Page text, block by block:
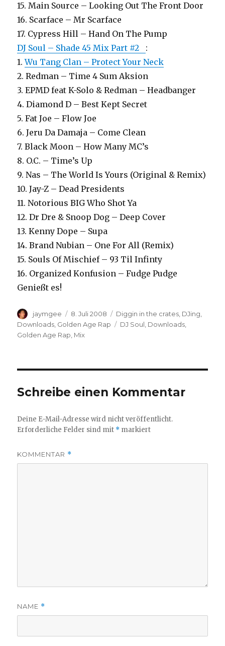
15. Main Source – Looking Out The Front Door
16. Scarface – Mr Scarface
17. Cypress Hill – Hand On The Pump
DJ Soul – Shade 45 Mix Part #2
:
1.Wu Tang Clan – Protect Your Neck
2. Redman – Time 4 Sum Aksion
3. EPMD feat K-Solo & Redman – Headbanger
4. Diamond D – Best Kept Secret
5. Fat Joe – Flow Joe
6. Jeru Da Damaja – Come Clean
7. Black Moon – How Many MC’s
8. O.C. – Time’s Up
9. Nas – The World Is Yours (Original & Remix)
10. Jay-Z – Dead Presidents
11. Notorious BIG Who Shot Ya
12. Dr Dre & Snoop Dog – Deep Cover
13. Kenny Dope – Supa
14. Brand Nubian – One For All (Remix)
15. Souls Of Mischief – 93 Til Infinty
16. Organized Konfusion – Fudge Pudge
Genießt es!
Autor
jaymgee
Veröffentlicht
am
8. Juli 2008 Kategorien
Diggin in the crates DJing
Downloads Golden Age Rap Schlagwörter
DJ Soul Downloads
Golden Age Rap Mix
Schreibe einen Kommentar
Deine E-Mail-Adresse wird nicht veröffentlicht.
Erforderliche Felder sind mit * markiert
KOMMENTAR *
NAME *